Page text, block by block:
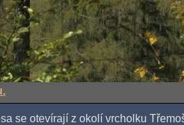
se otevírají z okolí vrcholku